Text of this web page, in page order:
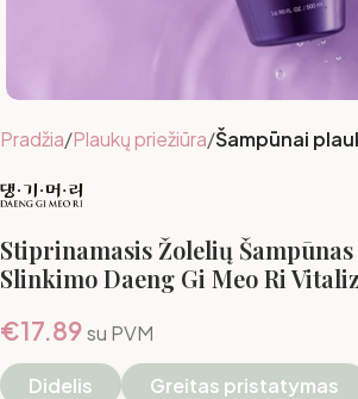
Pradžia Plaukų priežiūra Šampūnai
Stiprinamasis Žolelių
Slinkimo Daeng Gi Meo Ri
€17.89su PVM
Didelis
Greitas pristatymas